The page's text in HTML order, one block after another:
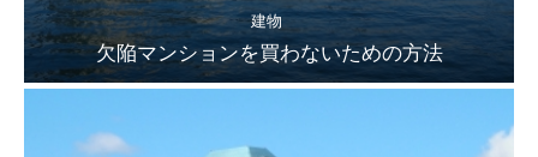
建物
欠陥マンションを買わないための方法